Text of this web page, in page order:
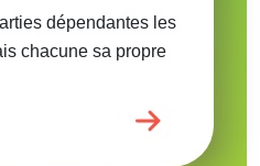
dépendantes les
chacune sa propre